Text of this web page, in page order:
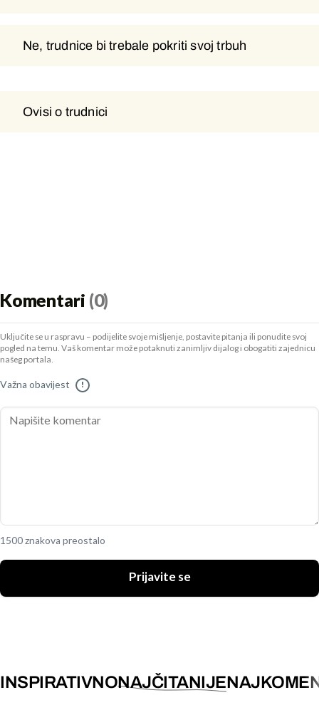
Ne, trudnice bi trebale pokriti svoj trbuh
Ovisi o trudnici
Ne, trudnice bi trebale pokriti svoj
Ovisi o trudnici
Komentari (0)
Uključite se u raspravu – podijelite svoje mišljenje, postavite pitanja ili ponudite svoj
pogled na temu. Vaš komentar može potaknuti zanimljiv dijalog i obogatiti zajednicu
našeg portala.
Važna obavijest !
1500 znakova preostalo
Prijavite se
INSPIRATIVNONAJČITANIJE